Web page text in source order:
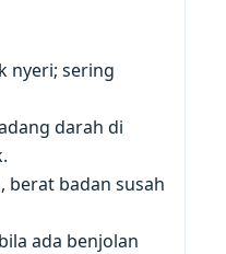
nyeri; sering
darah di
berat badan susah
ada benjolan